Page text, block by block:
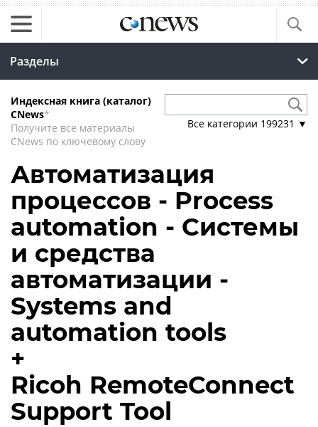
Разделы
Индексная книга (каталог)
CNews*
Получите все материалы
CNews по ключевому слову
Все категории 199231 ▼
Автоматизация
процессов - Process
automation - Системы
и средства
автоматизации -
Systems and
automation tools
+
Ricoh RemoteConnect
Support Tool